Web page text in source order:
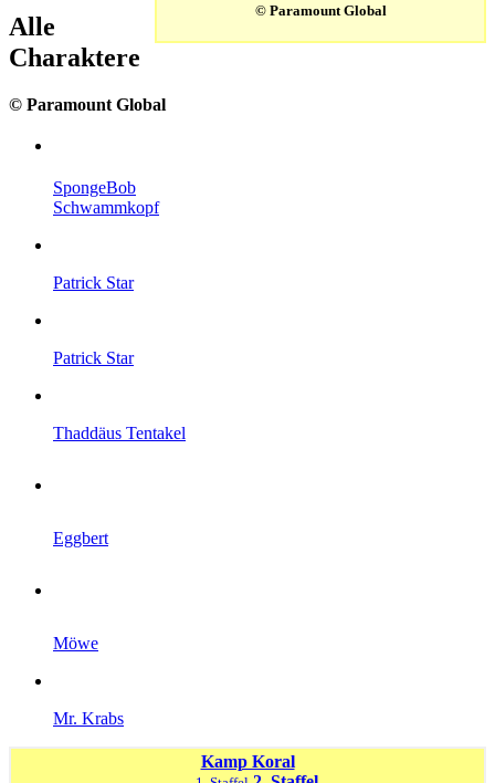
© Paramount Global
Alle
Charaktere
© Paramount Global
SpongeBob
Schwammkopf
Patrick Star
Patrick Star
Thaddäus Tentakel
Eggbert
Möwe
Mr. Krabs
Kamp Koral